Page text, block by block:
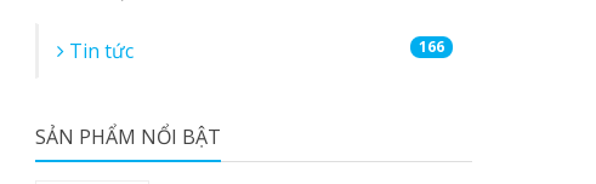
Tin tức 166
SẢN PHẨM NỔI BẬT